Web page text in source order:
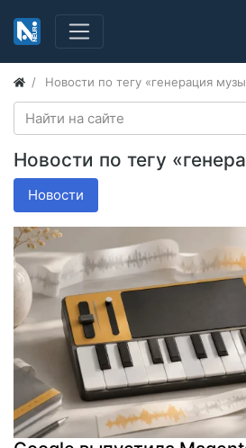
Новости по тегу «генерация
Новости по тегу
Новости